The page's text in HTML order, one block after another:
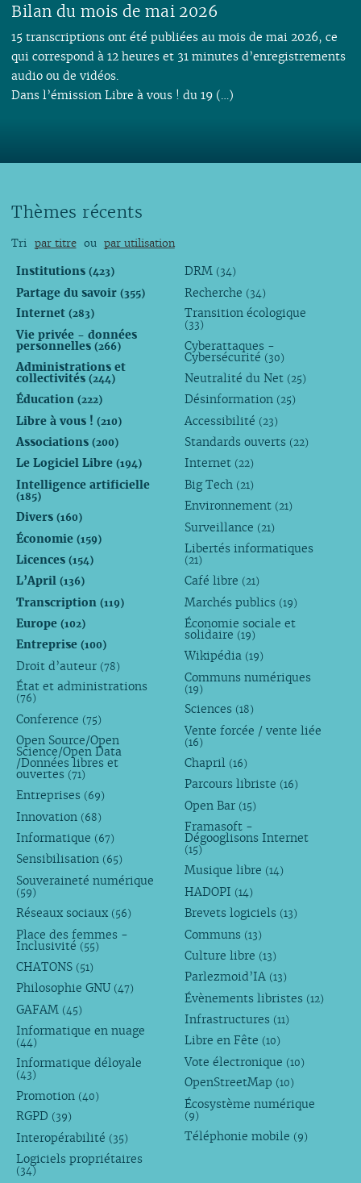
Bilan du mois de mai 2026
15 transcriptions ont été publiées au mois de mai 2026, ce
qui correspond à 12 heures et 31 minutes d’enregistrements
audio ou de vidéos.
Dans l’émission Libre à vous ! du 19 (…)
Thèmes récents
Tri par titre ou par utilisation
Institutions (423)
Partage du savoir (355)
Internet (283)
Vie privée - données
personnelles (266)
Administrations et
collectivités (244)
Éducation (222)
Libre à vous ! (210)
Associations (200)
Le Logiciel Libre (194)
Intelligence artificielle
(185)
Divers (160)
Économie (159)
Licences (154)
L’April (136)
Transcription (119)
Europe (102)
Entreprise (100)
Droit d’auteur (78)
État et administrations
(76)
Conference (75)
Open Source/Open
Science/Open Data
/Données libres et
ouvertes (71)
Entreprises (69)
Innovation (68)
Informatique (67)
Sensibilisation (65)
Souveraineté numérique
(59)
Réseaux sociaux (56)
Place des femmes -
Inclusivité (55)
CHATONS (51)
Philosophie GNU (47)
GAFAM (45)
Informatique en nuage
(44)
Informatique déloyale
(43)
Promotion (40)
RGPD (39)
Interopérabilité (35)
Logiciels propriétaires
(34)
DRM (34)
Recherche (34)
Transition écologique
(33)
Cyberattaques -
Cybersécurité (30)
Neutralité du Net (25)
Désinformation (25)
Accessibilité (23)
Standards ouverts (22)
Internet (22)
Big Tech (21)
Environnement (21)
Surveillance (21)
Libertés informatiques
(21)
Café libre (21)
Marchés publics (19)
Économie sociale et
solidaire (19)
Wikipédia (19)
Communs numériques
(19)
Sciences (18)
Vente forcée / vente liée
(16)
Chapril (16)
Parcours libriste (16)
Open Bar (15)
Framasoft -
Dégooglisons Internet
(15)
Musique libre (14)
HADOPI (14)
Brevets logiciels (13)
Communs (13)
Culture libre (13)
Parlezmoid’IA (13)
Évènements libristes (12)
Infrastructures (11)
Libre en Fête (10)
Vote électronique (10)
OpenStreetMap (10)
Écosystème numérique
(9)
Téléphonie mobile (9)